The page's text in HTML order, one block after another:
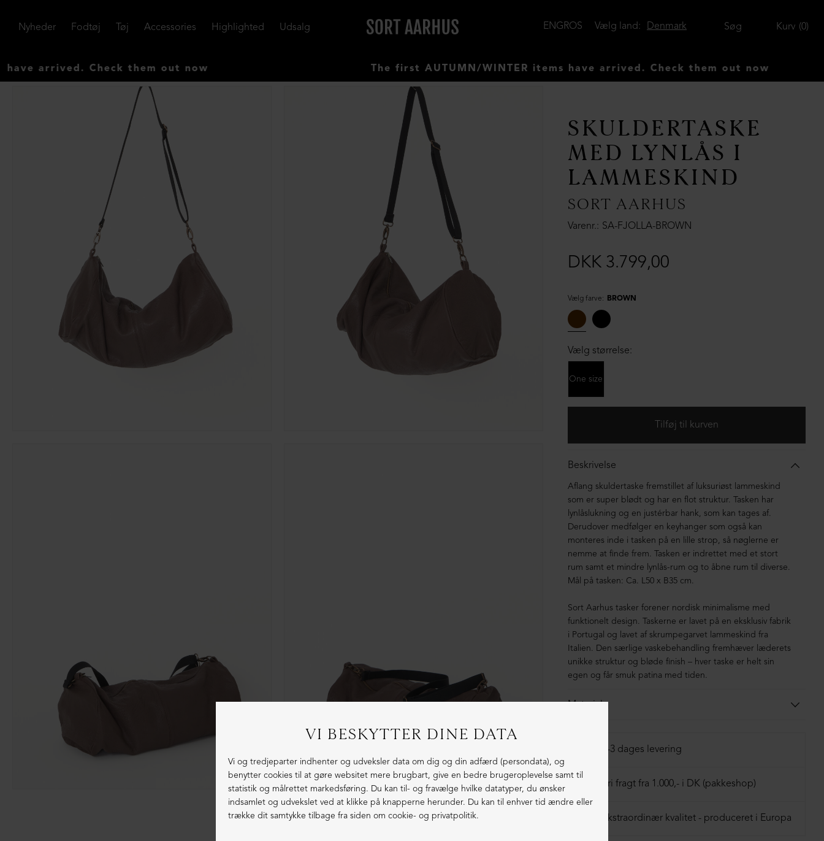
Nyheder Fodtøj Tøj Accessories Highlighted Udsalg Kurv 0
Søg
Denmark
Vælg land:
ENGROS
arrived. Check them out now The first AUTUMN/WINTER items have arrived. Check them out now
SKULDERTASKE
MED LYNLÅS I
LAMMESKIND
SORT AARHUS
Varenr. SA-FJOLLA-BROWN
DKK 3.799,00
Vælg farve: BROWN
Vælg størrelse:
One size
Beskrivelse
Aflang skuldertaske fremstillet af luksuriøst lammeskind
som er super blødt og har en flot struktur. Tasken har
lynlåslukning og en justérbar hank, som kan tages af.
Derudover medfølger en keyhanger som også kan
monteres inde i tasken på en lille strop, så nøglerne er
nemme at finde frem. Tasken er indrettet med et stort
rum samt et mindre lynlås-rum og to åbne rum til diverse.
Mål på tasken: Ca. L50 x B35 cm.
Sort Aarhus tasker forener nordisk minimalisme med
funktionelt design. Taskerne er lavet på en eksklusiv fabrik
i Portugal og lavet af skrumpegarvet lammeskind fra
Italien. Den særlige vaskebehandling fremhæver læderets
unikke struktur og bløde finish – hver taske er helt sin
egen og får smuk patina med tiden.
Materiale
1-3 dages levering
Fri fragt fra 1.000,- i DK (pakkeshop)
Ekstraordinær kvalitet - produceret i Europa